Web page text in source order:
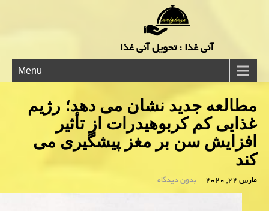
آنی غذا : تحویل آنی غذا
Menu
مطالعه جدید نشان می دهد؛ رژیم
غذایی كم كربوهیدرات از تأثیر
افزایش سن بر مغز پیشگیری می
كند
مارس 22, 2020 | بدون دیدگاه